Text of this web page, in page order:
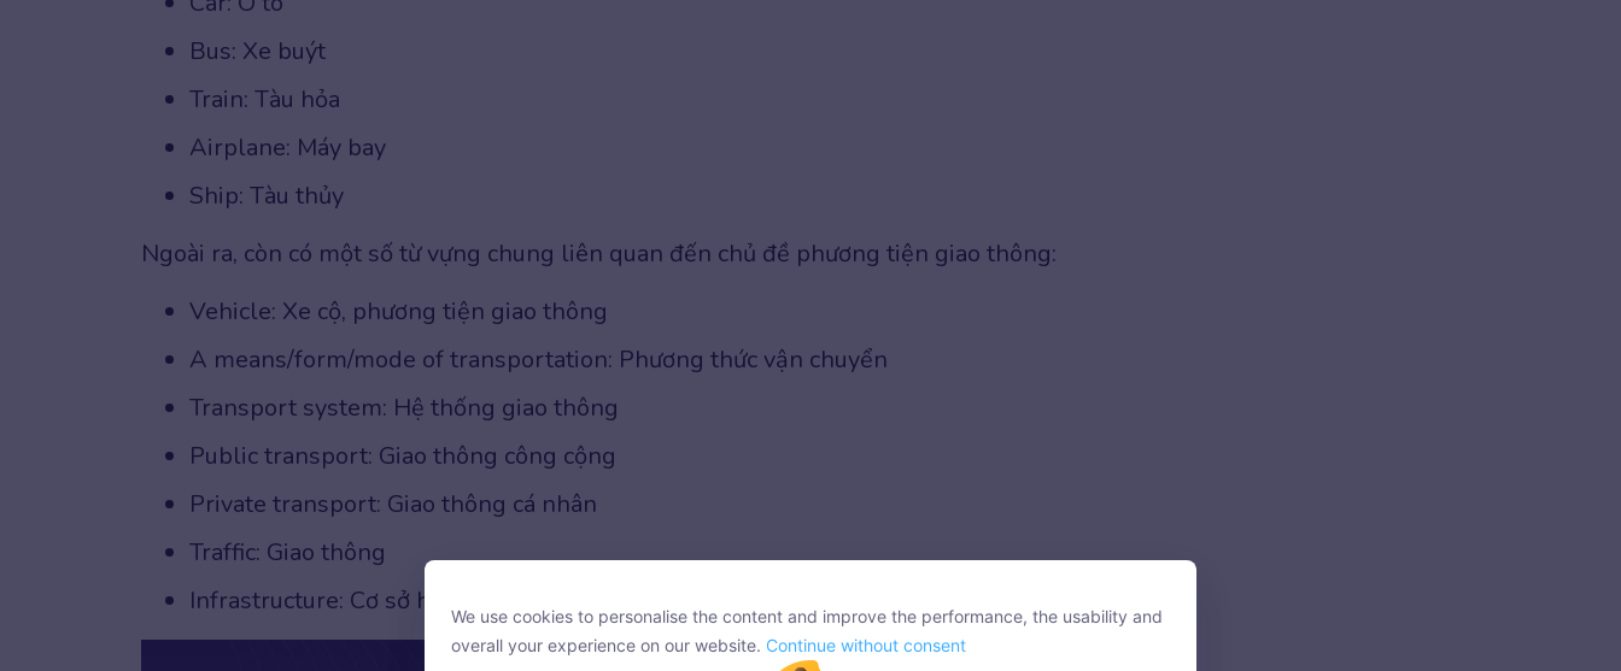
Bus: Xe buýt
Train: Tàu hỏa
Airplane: Máy bay
Ship: Tàu thủy
Ngoài ra, còn có một số từ vựng chung liên quan đến chủ đề phương tiện giao thông:
Vehicle: Xe cộ, phương tiện giao thông
A means/form/mode of transportation: Phương thức vận chuyển
Transport system: Hệ thống giao thông
Public transport: Giao thông công cộng
Private transport: Giao thông cá nhân
Traffic: Giao thông
Infrastructure: Cơ sở hạ tầng
We use cookies to personalise the content and improve the performance, the usability and
overall your experience on our website.
Continue without consent
We use cookies to personalise the content and improve the performance, the usability and
overall your experience on our website. Continue without consent